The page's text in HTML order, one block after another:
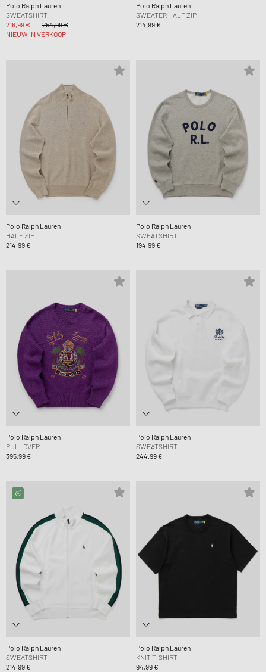
Polo Ralph Lauren
SWEATSHIRT
216,99 €
254,99 €
NIEUW IN VERKOOP
Polo Ralph Lauren
SWEATER HALF ZIP
214,99 €
Polo Ralph Lauren
HALF ZIP
214,99 €
Polo Ralph Lauren
SWEATSHIRT
194,99 €
Polo Ralph Lauren
PULLOVER
395,99 €
Polo Ralph Lauren
SWEATSHIRT
244,99 €
Polo Ralph Lauren
SWEATSHIRT
214,99 €
Polo Ralph Lauren
KNIT T-SHIRT
94,99 €